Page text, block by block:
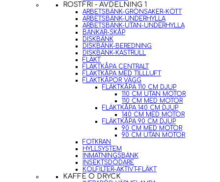
ROSTFRI - AVDELNING 1
ARBETSBÄNK-GRÖNSAKER-KÖTT
ARBETSBÄNK-UNDERHYLLA
ARBETSBÄNK-UTAN-UNDERHYLLA
BÄNKAR-SKÅP
DISKBÄNK
DISKBÄNK-BEREDNING
DISKBÄNK-KASTRULL
FLÄKT
FLÄKTKÅPA CENTRALT
FLÄKTKÅPA MED TILLLUFT
FLÄKTKÅPOR VÄGG
FLÄKTKÅPA 110 CM DJUP
110 CM UTAN MOTOR
110 CM MED MOTOR
FLÄKTKÅPA 140 CM DJUP
140 CM MED MOTOR
FLÄKTKÅPA 90 CM DJUP
90 CM MED MOTOR
90 CM UTAN MOTOR
FOTKRAN
HYLLSYSTEM
INMATNINGSBÄNK
INSEKTSDÖDARE
KOLFILTER-AKTIVT-FLÄKT
KAFFE O DRYCK